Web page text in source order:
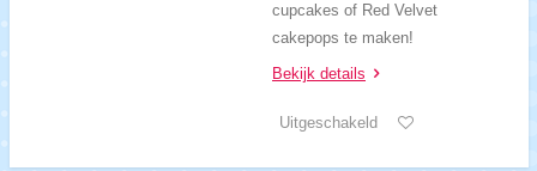
cupcakes of Red Velvet
cakepops te maken!
Bekijk details
Uitgeschakeld